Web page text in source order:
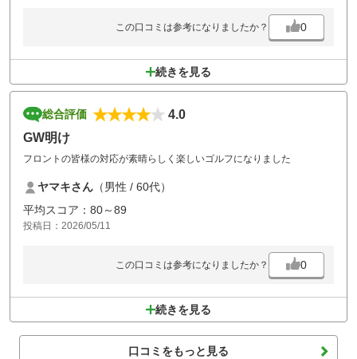
この口コミは参考になりましたか？ 0
続きを見る
総合評価
4.0
GW明け
フロントの皆様の対応が素晴らしく楽しいゴルフになりました
ヤマキさん （男性 / 60代）
平均スコア：80～89
投稿日：2026/05/11
この口コミは参考になりましたか？ 0
続きを見る
口コミをもっと見る